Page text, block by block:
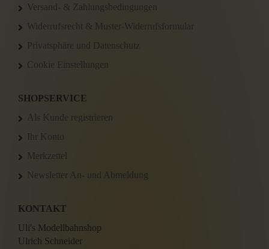
Versand- & Zahlungsbedingungen
Widerrufsrecht & Muster-Widerrufsformular
Privatsphäre und Datenschutz
Cookie Einstellungen
SHOPSERVICE
Als Kunde registrieren
Ihr Konto
Merkzettel
Newsletter An- und Abmeldung
KONTAKT
Uli's Modellbahnshop
Ulrich Schneider